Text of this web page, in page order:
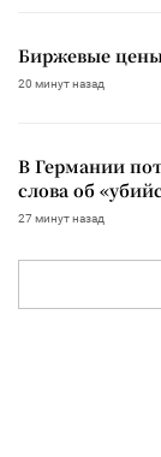
Биржевые цены
20 минут назад
В Германии
слова об
27 минут назад